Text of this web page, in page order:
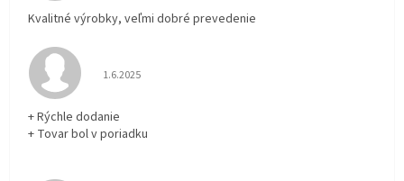
Kvalitné výrobky, veľmi dobré prevedenie
Hodnotenie obchodu je 5 z 5 hviezdičiek.
1.6.2025
+ Rýchle dodanie
+ Tovar bol v poriadku